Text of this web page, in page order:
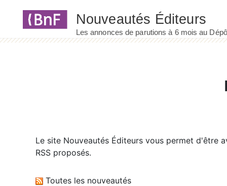
Le site Nouveautés Éditeurs vous permet d'être
RSS proposés.
Toutes les nouveautés